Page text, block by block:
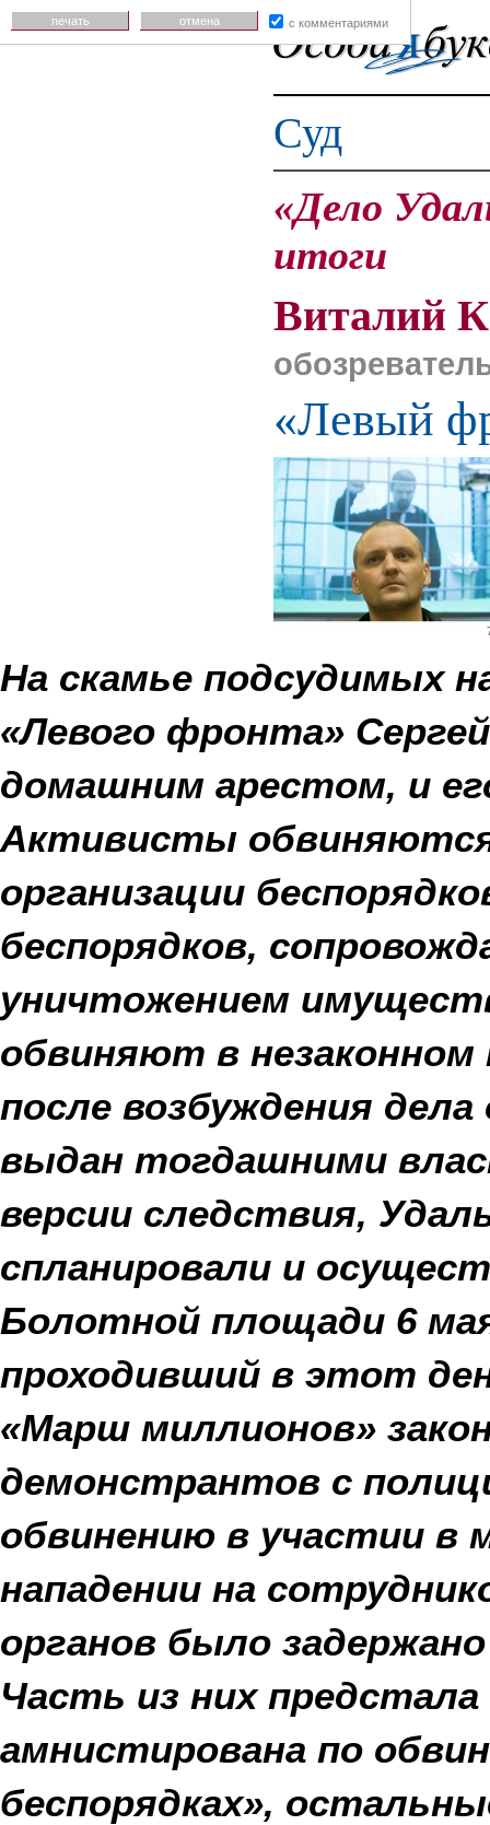
Суд
«Дело
итоги
Виталий
«Левый
На скамье подсудимых
«Левого фронта»
домашним арестом, и
Активисты
организации
беспорядков,
уничтожением
обвиняют в незаконном
после возбуждения
выдан тогдашними
версии следствия,
спланировали и
Болотной площади 6
проходивший в этот
«Марш миллионов»
демонстрантов с
обвинению в участии в
нападении на
органов было
Часть из них
амнистирована по
беспорядках»,
печать отмена с комментариями